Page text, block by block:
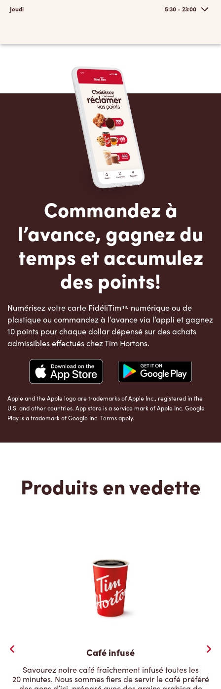
Jeudi 5:30 - 23:00
Commandez à
l’avance, gagnez du
temps et accumulez
des points!
Numérisez votre carte FidéliTimᵐᶜ numérique ou de
plastique ou commandez à l’avance via l’appli et gagnez
10 points pour chaque dollar dépensé sur des achats
admissibles effectués chez Tim Hortons.
Apple and the Apple logo are trademarks of Apple Inc., registered in the
U.S. and other countries. App store is a service mark of Apple Inc. Google
Play is a trademark of Google Inc. Terms apply.
Produits en vedette
Café infusé
Savourez notre café fraîchement infusé toutes les
20 minutes. Nous sommes fiers de servir le café préféré